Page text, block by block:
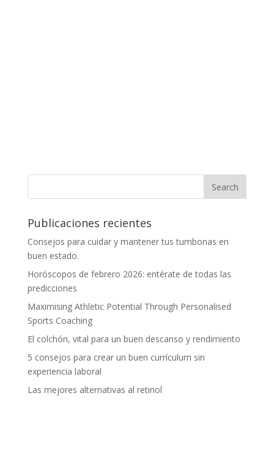
Publicaciones recientes
Consejos para cuidar y mantener tus tumbonas en
buen estado.
Horóscopos de febrero 2026: entérate de todas las
predicciones
Maximising Athletic Potential Through Personalised
Sports Coaching
El colchón, vital para un buen descanso y rendimiento
5 consejos para crear un buen currículum sin
experiencia laboral
Las mejores alternativas al retinol